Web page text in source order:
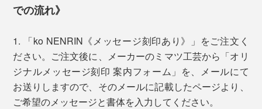
ミマツ工芸の2代目社長、實松英樹（さねまつ・ひでき）さん
「家具のパーツは売れていたけれど、私たちは、タンス
やテーブルを買ったお客さんの顔を知りません。
での流れ》
1. 「ko NENRIN《メッセージ刻印あり》」をご注文く
ださい。ご注文後に、メーカーのミマツ工芸から「オリ
ジナルメッセージ刻印 案内フォーム」を、メールにて
お送りしますので、そのメールに記載したページより、
ご希望のメッセージと書体を入力してください。